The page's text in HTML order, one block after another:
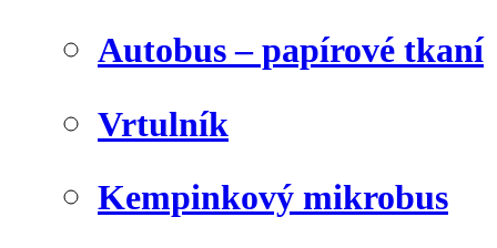
Autobus – papírové tkaní
Vrtulník
Kempinkový mikrobus